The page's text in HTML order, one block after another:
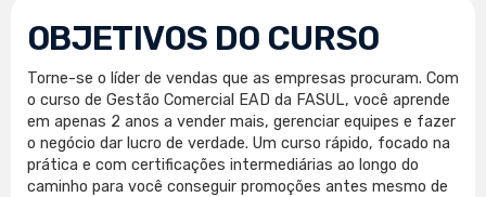
OBJETIVOS DO CURSO
Torne-se o líder de vendas que as empresas procuram. Com
o curso de Gestão Comercial EAD da FASUL, você aprende
em apenas 2 anos a vender mais, gerenciar equipes e fazer
o negócio dar lucro de verdade. Um curso rápido, focado na
prática e com certificações intermediárias ao longo do
caminho para você conseguir promoções antes mesmo de